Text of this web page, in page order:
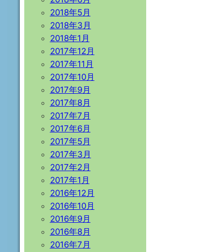
2018年5月
2018年3月
2018年1月
2017年12月
2017年11月
2017年10月
2017年9月
2017年8月
2017年7月
2017年6月
2017年5月
2017年3月
2017年2月
2017年1月
2016年12月
2016年10月
2016年9月
2016年8月
2016年7月